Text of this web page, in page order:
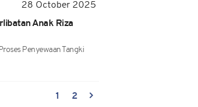
28 October 2025
Anak Riza
Penyewaan Tangki
1 2